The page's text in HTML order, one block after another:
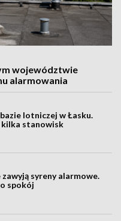
województwie
alarmowania
lotniczej w Łasku.
kilka stanowisk
zawyją syreny alarmowe.
o spokój